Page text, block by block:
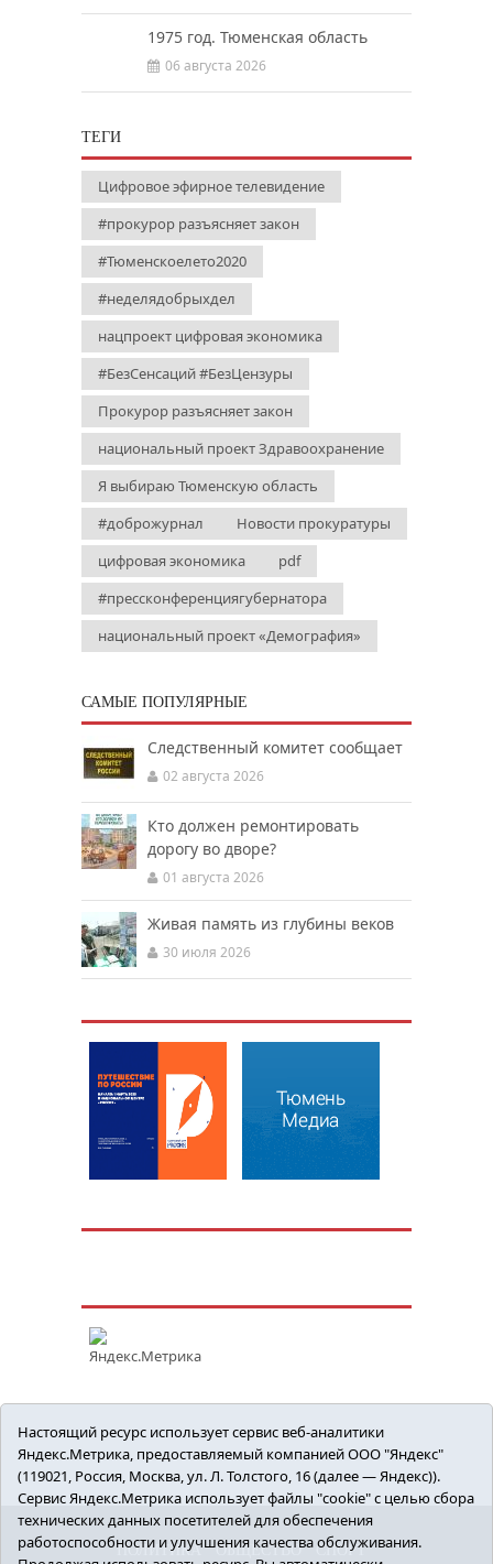
1975 год. Тюменская область
06 августа 2026
ТЕГИ
Цифровое эфирное телевидение
#прокурор разъясняет закон
#Тюменскоелето2020
#неделядобрыхдел
нацпроект цифровая экономика
#БезСенсаций #БезЦензуры
Прокурор разъясняет закон
национальный проект Здравоохранение
Я выбираю Тюменскую область
#доброжурнал
Новости прокуратуры
цифровая экономика
pdf
#прессконференциягубернатора
национальный проект «Демография»
САМЫЕ ПОПУЛЯРНЫЕ
Следственный комитет сообщает
02 августа 2026
Кто должен ремонтировать
дорогу во дворе?
01 августа 2026
Живая память из глубины веков
30 июля 2026
ПОЛИТИКА ОБЩЕСТВО СПОРТ
Настоящий ресурс использует сервис веб-аналитики
Яндекс.Метрика, предоставляемый компанией ООО "Яндекс"
(119021, Россия, Москва, ул. Л. Толстого, 16 (далее — Яндекс)).
Сервис Яндекс.Метрика использует файлы "cookie" с целью сбора
технических данных посетителей для обеспечения
работоспособности и улучшения качества обслуживания.